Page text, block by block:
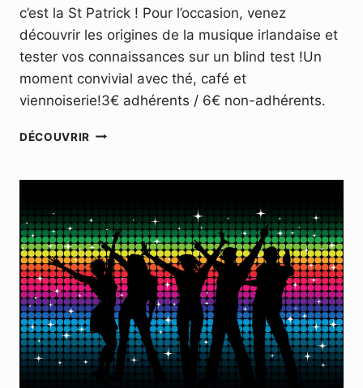
c’est la St Patrick ! Pour l’occasion, venez
découvrir les origines de la musique irlandaise et
tester vos connaissances sur un blind test !Un
moment convivial avec thé, café et
viennoiserie!3€ adhérents / 6€ non-adhérents.
DÉCOUVRIR MUSIC
DIMANCHE
MARS
2024